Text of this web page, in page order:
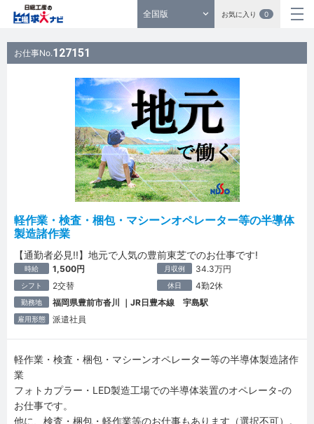
全国版 お気に入り 0
お仕事No.127151
軽作業・検査・梱包・マシーンオペレーター等の半導体
製造諸作業
【通勤者必見!!】地元で人気の豊前東芝でのお仕事です!
時給 1,500円 月収例 34.3万円
シフト 2交替 休日 4勤2休
勤務地 福岡県豊前市沓川 ｜JR日豊本線 宇島駅
雇用形態 派遣社員
軽作業・検査・梱包・マシーンオペレーター等の半導体製造諸作
業
フォトカプラー・LED製造工場での半導体装置のオペレータ-の
お仕事です。
他に、検査・梱包・軽作業等のお仕事もあります（選択不可）。